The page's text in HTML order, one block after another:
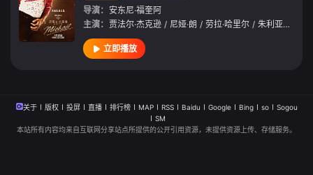
导演： 安东尼·福奎阿
主演： 贾法尔·杰克逊 / 尼娅·朗 / 劳拉·哈里尔 / 朱利亚诺·瓦尔迪
立即播放
关于 版权 投屏 直播 排行榜 MAP RSS Baidu Google Bing so
Sogou
SM
本站所有内容均来自互联网分享站点所提供的公开引用资源，未提供资源上传、存储服务。